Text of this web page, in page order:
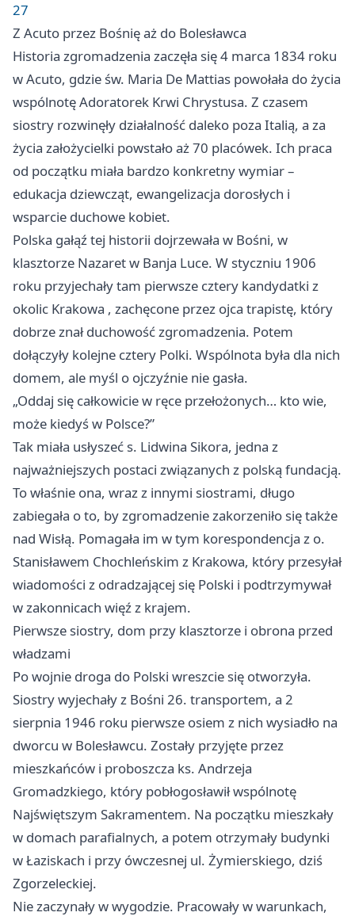
27
Z Acuto przez Bośnię aż do Bolesławca
Historia zgromadzenia zaczęła się 4 marca 1834 roku
w Acuto, gdzie św. Maria De Mattias powołała do życia
wspólnotę Adoratorek Krwi Chrystusa. Z czasem
siostry rozwinęły działalność daleko poza Italią, a za
życia założycielki powstało aż 70 placówek. Ich praca
od początku miała bardzo konkretny wymiar –
edukacja dziewcząt, ewangelizacja dorosłych i
wsparcie duchowe kobiet.
Polska gałąź tej historii dojrzewała w Bośni, w
klasztorze Nazaret w Banja Luce. W styczniu 1906
roku przyjechały tam pierwsze cztery kandydatki z
okolic Krakowa , zachęcone przez ojca trapistę, który
dobrze znał duchowość zgromadzenia. Potem
dołączyły kolejne cztery Polki. Wspólnota była dla nich
domem, ale myśl o ojczyźnie nie gasła.
„Oddaj się całkowicie w ręce przełożonych… kto wie,
może kiedyś w Polsce?”
Tak miała usłyszeć s. Lidwina Sikora, jedna z
najważniejszych postaci związanych z polską fundacją.
To właśnie ona, wraz z innymi siostrami, długo
zabiegała o to, by zgromadzenie zakorzeniło się także
nad Wisłą. Pomagała im w tym korespondencja z o.
Stanisławem Chochleńskim z Krakowa, który przesyłał
wiadomości z odradzającej się Polski i podtrzymywał
w zakonnicach więź z krajem.
Pierwsze siostry, dom przy klasztorze i obrona przed
władzami
Po wojnie droga do Polski wreszcie się otworzyła.
Siostry wyjechały z Bośni 26. transportem, a 2
sierpnia 1946 roku pierwsze osiem z nich wysiadło na
dworcu w Bolesławcu. Zostały przyjęte przez
mieszkańców i proboszcza ks. Andrzeja
Gromadzkiego, który pobłogosławił wspólnotę
Najświętszym Sakramentem. Na początku mieszkały
w domach parafialnych, a potem otrzymały budynki
w Łaziskach i przy ówczesnej ul. Żymierskiego, dziś
Zgorzeleckiej.
Nie zaczynały w wygodzie. Pracowały w warunkach,